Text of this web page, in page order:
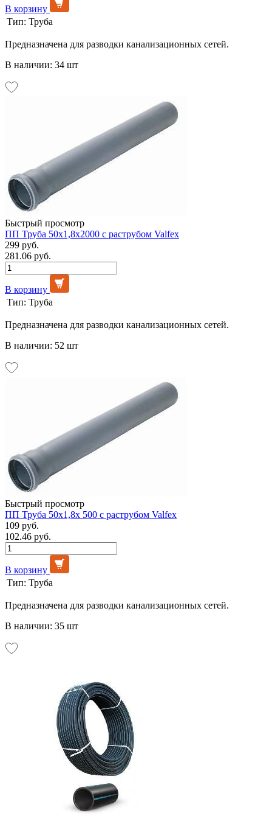
В корзину
Тип: Труба
Предназначена для разводки канализационных сетей.
В наличии: 34 шт
Быстрый просмотр
ПП Труба 50х1,8х2000 с раструбом Valfex
299 руб.
281.06 руб.
В корзину
Тип: Труба
Предназначена для разводки канализационных сетей.
В наличии: 52 шт
Быстрый просмотр
ПП Труба 50х1,8х 500 с раструбом Valfex
109 руб.
102.46 руб.
В корзину
Тип: Труба
Предназначена для разводки канализационных сетей.
В наличии: 35 шт